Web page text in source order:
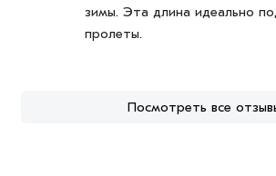
зимы. Эта длина идеально
пролеты.
Посмотреть все